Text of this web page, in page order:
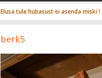
Elusa tule hubasust ei asenda miski !
berk5